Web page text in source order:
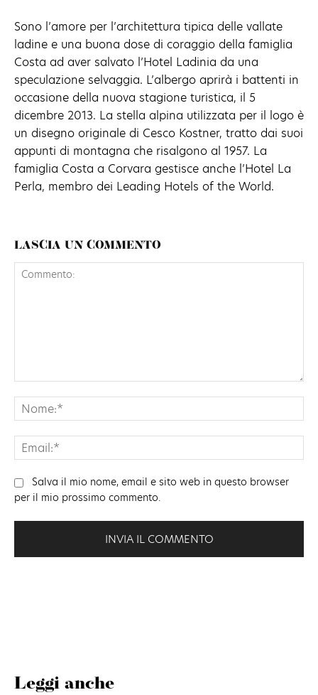
Leggi anche
Sono l’amore per l’architettura tipica delle vallate
ladine e una buona dose di coraggio della famiglia
Costa ad aver salvato l’Hotel Ladinia da una
speculazione selvaggia. L’albergo aprirà i battenti in
occasione della nuova stagione turistica, il 5
dicembre 2013. La stella alpina utilizzata per il logo è
un disegno originale di Cesco Kostner, tratto dai suoi
appunti di montagna che risalgono al 1957. La
famiglia Costa a Corvara gestisce anche l’Hotel La
Perla, membro dei Leading Hotels of the World.
LASCIA UN COMMENTO
Salva il mio nome, email e sito web in questo browser
per il mio prossimo commento.